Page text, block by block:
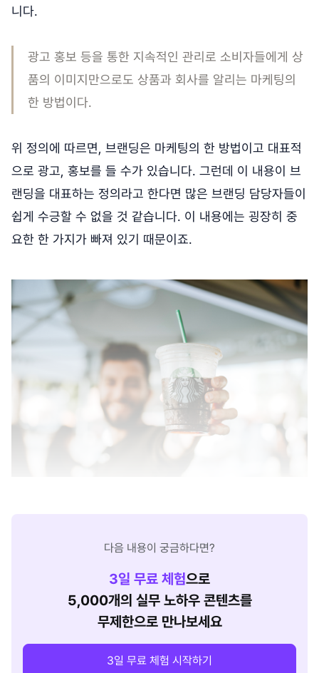
니다.
광고 홍보 등을 통한 지속적인 관리로 소비자들에게 상
품의 이미지만으로도 상품과 회사를 알리는 마케팅의
한 방법이다.
위 정의에 따르면, 브랜딩은 마케팅의 한 방법이고 대표적
으로 광고, 홍보를 들 수가 있습니다. 그런데 이 내용이 브
랜딩을 대표하는 정의라고 한다면 많은 브랜딩 담당자들이
쉽게 수긍할 수 없을 것 같습니다. 이 내용에는 굉장히 중
요한 한 가지가 빠져 있기 때문이죠.
다음 내용이 궁금하다면?
3일 무료 체험으로
5,000개의 실무 노하우 콘텐츠를
무제한으로 만나보세요
3일 무료 체험 시작하기